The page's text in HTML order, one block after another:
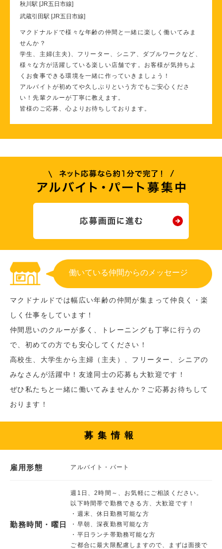
秋川駅 [JR五日市線]
武蔵引田駅 [JR五日市線]
マクドナルドで様々な年齢の仲間と一緒に楽しく働いてみま
せんか？
学生、主婦(主夫)、フリーター、シニア、ダブルワークなど、
様々な方が活躍している楽しい店舗です。お客様が気持ちよ
くお食事できる環境を一緒に作っていきましょう！
アルバイトが初めてや久しぶりという方でもご安心くださ
い！先輩クルーが丁寧に教えます。
皆様のご応募、心よりお待ちしております。
働いている仲間からのメッセージ
マクドナルドでは幅広い年齢の仲間が集まって仲良く・楽
しく仕事をしています！
仲間思いのクルーが多く、トレーニングも丁寧に行うの
で、初めての方でも安心してください！
高校生、大学生から主婦（主夫）、フリーター、シニアの
みなさんが活躍中！友達同士の応募も大歓迎です！
ぜひ私たちと一緒に働いてみませんか？ご応募お待ちして
おります！
募集情報
雇用形態 アルバイト・パート
勤務時間・曜日
週1日、2時間～、お気軽にご相談ください。
以下時間帯で勤務できる方、大歓迎です！
・週末、休日勤務可能な方
・早朝、深夜勤務可能な方
・平日ランチ帯勤務可能な方
ご都合に最大限配慮しますので、まずは面接で